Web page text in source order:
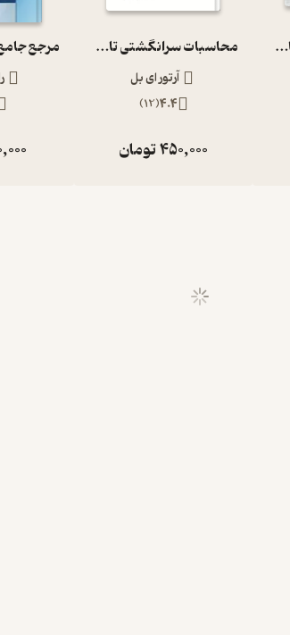
محاسبات تاسیسات ساختمان محاسبات سرانگشتی تاسیسات
آرتور ای بل
4.4
(
12
)
450,000تومان